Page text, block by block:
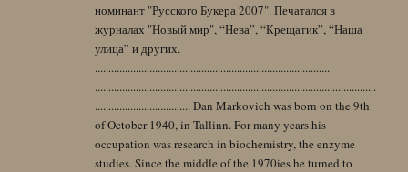
номинант "Русского Букера 2007". Печатался в
журналах "Новый мир", “Нева”, “Крещатик”, “Наша
улица” и других.
......................................................................................
.......................................................................................................
................................... Dan Markovich was born on the 9th
of October 1940, in Tallinn. For many years his
occupation was research in biochemistry, the enzyme
studies. Since the middle of the 1970ies he turned to